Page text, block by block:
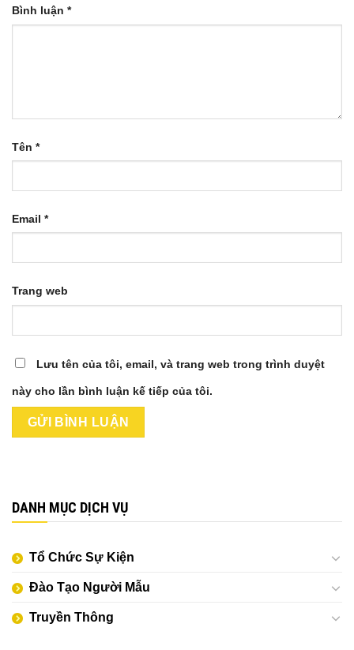
Bình luận *
Tên *
Email *
Trang web
Lưu tên của tôi, email, và trang web trong trình duyệt
này cho lần bình luận kế tiếp của tôi.
DANH MỤC DỊCH VỤ
Tổ Chức Sự Kiện
Đào Tạo Người Mẫu
Truyền Thông